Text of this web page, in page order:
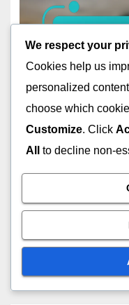
Local
Impacting
Success in
NOV 11, 2025
ESTRATEGIAS DE TASA
Datos
NOV 10, 2025
We respect your
Cookies help us
personalized
choose which
Customize. Click
All
to decline non-